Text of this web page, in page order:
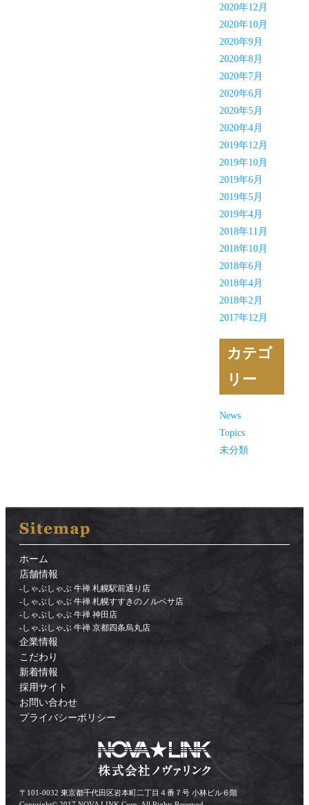
2020年12月
2020年10月
2020年9月
2020年8月
2020年7月
2020年6月
2020年5月
2020年4月
2019年12月
2019年10月
2019年6月
2019年5月
2019年4月
2018年11月
2018年10月
2018年6月
2018年4月
2018年2月
2017年12月
カテゴ
リー
News
Topics
未分類
ホーム
店舗情報
-しゃぶしゃぶ 牛禅 札幌駅前通り店
-しゃぶしゃぶ 牛禅 札幌すすきのノルベサ店
-しゃぶしゃぶ 牛禅 神田店
-しゃぶしゃぶ 牛禅 京都四条烏丸店
企業情報
こだわり
新着情報
採用サイト
お問い合わせ
プライバシーポリシー
〒101-0032 東京都千代田区岩本町二丁目４番７号 小林ビル６階